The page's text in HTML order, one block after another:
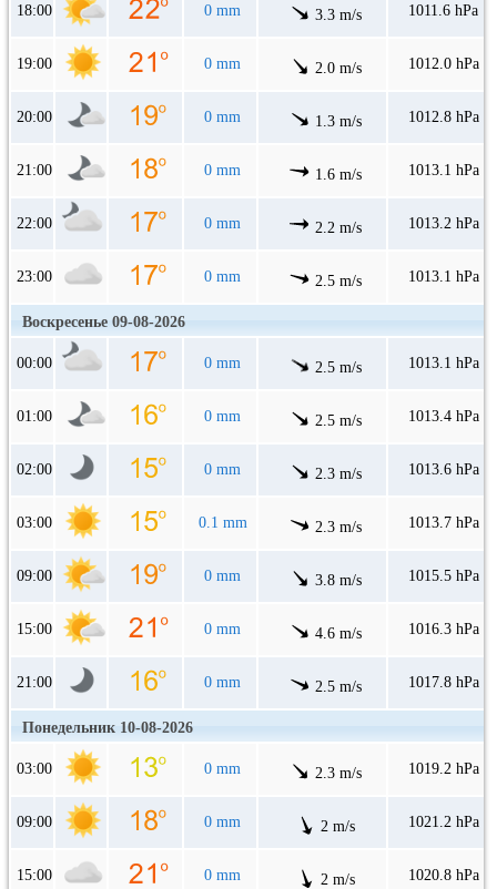
18:00 0 mm 3.3 m/s 1011.6 hPa
19:00 0 mm 2.0 m/s 1012.0 hPa
20:00 0 mm 1.3 m/s 1012.8 hPa
21:00 0 mm 1.6 m/s 1013.1 hPa
22:00 0 mm 2.2 m/s 1013.2 hPa
23:00 0 mm 2.5 m/s 1013.1 hPa
Воскресенье 09-08-2026
00:00 0 mm 2.5 m/s 1013.1 hPa
01:00 0 mm 2.5 m/s 1013.4 hPa
02:00 0 mm 2.3 m/s 1013.6 hPa
03:00 0.1 mm 2.3 m/s 1013.7 hPa
09:00 0 mm 3.8 m/s 1015.5 hPa
15:00 0 mm 4.6 m/s 1016.3 hPa
21:00 0 mm 2.5 m/s 1017.8 hPa
Понедельник 10-08-2026
03:00 0 mm 2.3 m/s 1019.2 hPa
09:00 0 mm 2 m/s 1021.2 hPa
15:00 0 mm 2 m/s 1020.8 hPa